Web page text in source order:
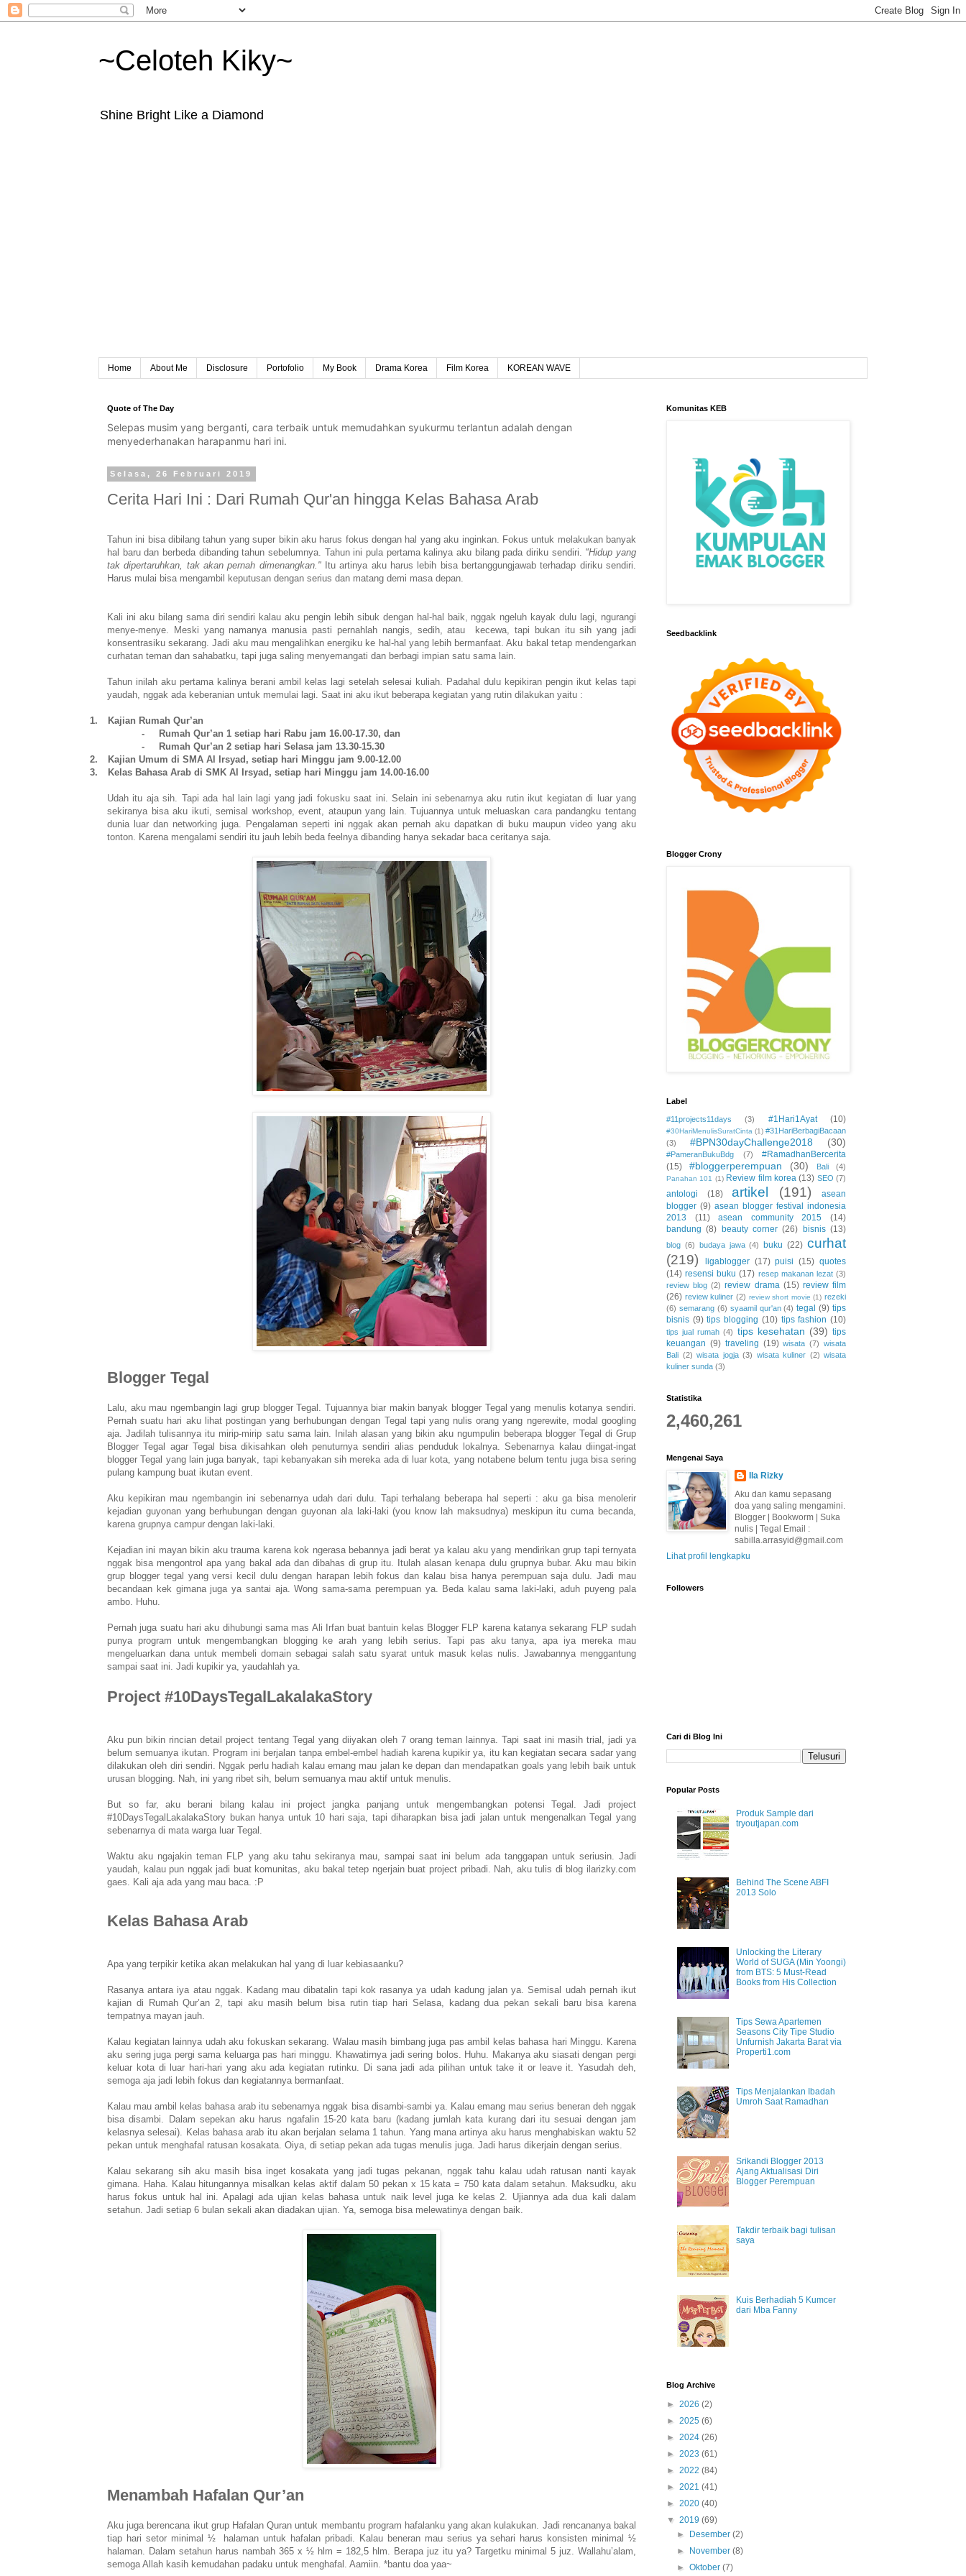
~Celoteh Kiky~
Shine Bright Like a Diamond
Home About Me Disclosure Portofolio My Book Drama Korea Film Korea KOREAN WAVE
Quote of The Day
Selepas musim yang berganti, cara terbaik untuk memudahkan syukurmu terlantun adalah dengan
menyederhanakan harapanmu hari ini.
Selasa, 26 Februari 2019
Cerita Hari Ini : Dari Rumah Qur'an hingga Kelas Bahasa Arab
Tahun ini bisa dibilang tahun yang super bikin aku harus fokus dengan hal yang aku inginkan. Fokus untuk melakukan banyak
hal baru dan berbeda dibanding tahun sebelumnya. Tahun ini pula pertama kalinya aku bilang pada diriku sendiri. "Hidup yang
tak dipertaruhkan, tak akan pernah dimenangkan." Itu artinya aku harus lebih bisa bertanggungjawab terhadap diriku sendiri.
Harus mulai bisa mengambil keputusan dengan serius dan matang demi masa depan.
Kali ini aku bilang sama diri sendiri kalau aku pengin lebih sibuk dengan hal-hal baik, nggak ngeluh kayak dulu lagi, ngurangi
menye-menye. Meski yang namanya manusia pasti pernahlah nangis, sedih, atau
kecewa, tapi bukan itu sih yang jadi
konsentrasiku sekarang. Jadi aku mau mengalihkan energiku ke hal-hal yang lebih bermanfaat. Aku bakal tetap mendengarkan
curhatan teman dan sahabatku, tapi juga saling menyemangati dan berbagi impian satu sama lain.
Tahun inilah aku pertama kalinya berani ambil kelas lagi setelah selesai kuliah. Padahal dulu kepikiran pengin ikut kelas tapi
yaudah, nggak ada keberanian untuk memulai lagi. Saat ini aku ikut beberapa kegiatan yang rutin dilakukan yaitu :
1.
Kajian Rumah Qur’an
-
Rumah Qur’an 1 setiap hari Rabu jam 16.00-17.30, dan
-
Rumah Qur’an 2 setiap hari Selasa jam 13.30-15.30
2.
Kajian Umum di SMA Al Irsyad, setiap hari Minggu jam 9.00-12.00
3.
Kelas Bahasa Arab di SMK Al Irsyad, setiap hari Minggu jam 14.00-16.00
Udah itu aja sih. Tapi ada hal lain lagi yang jadi fokusku saat ini. Selain ini sebenarnya aku rutin ikut kegiatan di luar yang
sekiranya bisa aku ikuti, semisal workshop, event, ataupun yang lain. Tujuannya untuk meluaskan cara pandangku tentang
dunia luar dan networking juga. Pengalaman seperti ini nggak akan pernah aku dapatkan di buku maupun video yang aku
tonton. Karena mengalami sendiri itu jauh lebih beda feelnya dibanding hanya sekadar baca ceritanya saja.
Blogger Tegal
Lalu, aku mau ngembangin lagi grup blogger Tegal. Tujuannya biar makin banyak blogger Tegal yang menulis kotanya sendiri.
Pernah suatu hari aku lihat postingan yang berhubungan dengan Tegal tapi yang nulis orang yang ngerewite, modal googling
aja. Jadilah tulisannya itu mirip-mirip satu sama lain. Inilah alasan yang bikin aku ngumpulin beberapa blogger Tegal di Grup
Blogger Tegal agar Tegal bisa dikisahkan oleh penuturnya sendiri alias penduduk lokalnya. Sebenarnya kalau diingat-ingat
blogger Tegal yang lain juga banyak, tapi kebanyakan sih mereka ada di luar kota, yang notabene belum tentu juga bisa sering
pulang kampung buat ikutan event.
Aku kepikiran mau ngembangin ini sebenarnya udah dari dulu. Tapi terhalang beberapa hal seperti : aku ga bisa menolerir
kejadian guyonan yang berhubungan dengan guyonan ala laki-laki (you know lah maksudnya) meskipun itu cuma becanda,
karena grupnya campur dengan laki-laki.
Kejadian ini mayan bikin aku trauma karena kok ngerasa bebannya jadi berat ya kalau aku yang mendirikan grup tapi ternyata
nggak bisa mengontrol apa yang bakal ada dan dibahas di grup itu. Itulah alasan kenapa dulu grupnya bubar. Aku mau bikin
grup blogger tegal yang versi kecil dulu dengan harapan lebih fokus dan kalau bisa hanya perempuan saja dulu. Jadi mau
becandaan kek gimana juga ya santai aja. Wong sama-sama perempuan ya. Beda kalau sama laki-laki, aduh puyeng pala
ambo. Huhu.
Pernah juga suatu hari aku dihubungi sama mas Ali Irfan buat bantuin kelas Blogger FLP karena katanya sekarang FLP sudah
punya program untuk mengembangkan blogging ke arah yang lebih serius. Tapi pas aku tanya, apa iya mereka mau
mengeluarkan dana untuk membeli domain sebagai salah satu syarat untuk masuk kelas nulis. Jawabannya menggantung
sampai saat ini. Jadi kupikir ya, yaudahlah ya.
Project #10DaysTegalLakalakaStory
Aku pun bikin rincian detail project tentang Tegal yang diiyakan oleh 7 orang teman lainnya. Tapi saat ini masih trial, jadi ya
belum semuanya ikutan. Program ini berjalan tanpa embel-embel hadiah karena kupikir ya, itu kan kegiatan secara sadar yang
dilakukan oleh diri sendiri. Nggak perlu hadiah kalau emang mau jalan ke depan dan mendapatkan goals yang lebih baik untuk
urusan blogging. Nah, ini yang ribet sih, belum semuanya mau aktif untuk menulis.
But so far, aku berani bilang kalau ini project jangka panjang untuk mengembangkan potensi Tegal. Jadi project
#10DaysTegalLakalakaStory bukan hanya untuk 10 hari saja, tapi diharapkan bisa jadi jalan untuk mengenalkan Tegal yang
sebenarnya di mata warga luar Tegal.
Waktu aku ngajakin teman FLP yang aku tahu sekiranya mau, sampai saat ini belum ada tanggapan untuk seriusin. Jadi
yaudah, kalau pun nggak jadi buat komunitas, aku bakal tetep ngerjain buat project pribadi. Nah, aku tulis di blog ilarizky.com
gaes. Kali aja ada yang mau baca. :P
Kelas Bahasa Arab
Apa yang terpikir ketika akan melakukan hal yang di luar kebiasaanku?
Rasanya antara iya atau nggak. Kadang mau dibatalin tapi kok rasanya ya udah kadung jalan ya. Semisal udah pernah ikut
kajian di Rumah Qur’an 2, tapi aku masih belum bisa rutin tiap hari Selasa, kadang dua pekan sekali baru bisa karena
tempatnya mayan jauh.
Kalau kegiatan lainnya udah aku fokuskan sekarang. Walau masih bimbang juga pas ambil kelas bahasa hari Minggu. Karena
aku sering juga pergi sama keluarga pas hari minggu. Khawatirnya jadi sering bolos. Huhu. Makanya aku siasati dengan pergi
keluar kota di luar hari-hari yang aku ada kegiatan rutinku. Di sana jadi ada pilihan untuk take it or leave it. Yasudah deh,
semoga aja jadi lebih fokus dan kegiatannya bermanfaat.
Kalau mau ambil kelas bahasa arab itu sebenarnya nggak bisa disambi-sambi ya. Kalau emang mau serius beneran deh nggak
bisa disambi. Dalam sepekan aku harus ngafalin 15-20 kata baru (kadang jumlah kata kurang dari itu sesuai dengan jam
kelasnya selesai). Kelas bahasa arab itu akan berjalan selama 1 tahun. Yang mana artinya aku harus menghabiskan waktu 52
pekan untuk menghafal ratusan kosakata. Oiya, di setiap pekan ada tugas menulis juga. Jadi harus dikerjain dengan serius.
Kalau sekarang sih aku masih bisa inget kosakata yang jadi tugas pekanan, nggak tahu kalau udah ratusan nanti kayak
gimana. Haha. Kalau hitungannya misalkan kelas aktif dalam 50 pekan x 15 kata = 750 kata dalam setahun. Maksudku, aku
harus fokus untuk hal ini. Apalagi ada ujian kelas bahasa untuk naik level juga ke kelas 2. Ujiannya ada dua kali dalam
setahun. Jadi setiap 6 bulan sekali akan diadakan ujian. Ya, semoga bisa melewatinya dengan baik.
Menambah Hafalan Qur’an
Aku juga berencana ikut grup Hafalan Quran untuk membantu program hafalanku yang akan kulakukan. Jadi rencananya bakal
tiap hari setor minimal ½
halaman untuk hafalan pribadi. Kalau beneran mau serius ya sehari harus konsisten minimal ½
halaman. Dalam setahun harus nambah 365 x ½ hlm = 182,5 hlm. Berapa juz itu ya? Targetku minimal 5 juz. Wallahu’alam,
semoga Allah kasih kemudahan padaku untuk menghafal. Aamiin. *bantu doa yaa~
Komunitas KEB
Seedbacklink
Blogger Crony
Label
#11projects11days (3) #1Hari1Ayat (10)
#30HariMenulisSuratCinta (1) #31HariBerbagiBacaan
(3)
#BPN30dayChallenge2018 (30)
#PameranBukuBdg (7)
#RamadhanBercerita
(15)
#bloggerperempuan (30) Bali (4)
Panahan 101 (1) Review film korea (13) SEO (7)
antologi (18) artikel (191)
asean
blogger (9) asean blogger festival indonesia
2013
(11) asean community 2015
(14)
bandung (8) beauty corner (26) bisnis (13)
blog (6) budaya jawa (4) buku (22) curhat
(219)
ligablogger (17) puisi (15) quotes
(14) resensi buku (17) resep makanan lezat (3)
review blog (2) review drama (15) review film
(26) review kuliner (2) review short movie (1) rezeki
(6) semarang (6) syaamil qur'an (4) tegal (9) tips
bisnis (9) tips blogging (10) tips fashion (10)
tips jual rumah (4) tips kesehatan (39) tips
keuangan (9) traveling (19) wisata (7) wisata
Bali (2) wisata jogja (3) wisata kuliner (2) wisata
kuliner sunda (3)
Statistika
2,460,261
Mengenai Saya
Ila Rizky
Aku dan kamu sepasang
doa yang saling mengamini.
Blogger | Bookworm | Suka
nulis | Tegal Email :
sabilla.arrasyid@gmail.com
Lihat profil lengkapku
Followers
Cari di Blog Ini
Popular Posts
Produk Sample dari
tryoutjapan.com
Behind The Scene ABFI
2013 Solo
Unlocking the Literary
World of SUGA (Min Yoongi)
from BTS: 5 Must-Read
Books from His Collection
Tips Sewa Apartemen
Seasons City Tipe Studio
Unfurnish Jakarta Barat via
Properti1.com
Tips Menjalankan Ibadah
Umroh Saat Ramadhan
Srikandi Blogger 2013
Ajang Aktualisasi Diri
Blogger Perempuan
Takdir terbaik bagi tulisan
saya
Kuis Berhadiah 5 Kumcer
dari Mba Fanny
Blog Archive
► 2026 (2)
► 2025 (6)
► 2024 (26)
► 2023 (61)
► 2022 (84)
► 2021 (41)
► 2020 (40)
▼ 2019 (69)
► Desember(2)
► November(8)
►Oktober(7)